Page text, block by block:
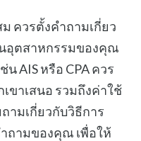
ควรตั้งคำถามเกี่ยว
อุตสาหกรรมของคุณ
AIS หรือ CPA ควร
ขาเสนอ รวมถึงค่าใช้
ามเกี่ยวกับวิธีการ
ถามของคุณ เพื่อให้